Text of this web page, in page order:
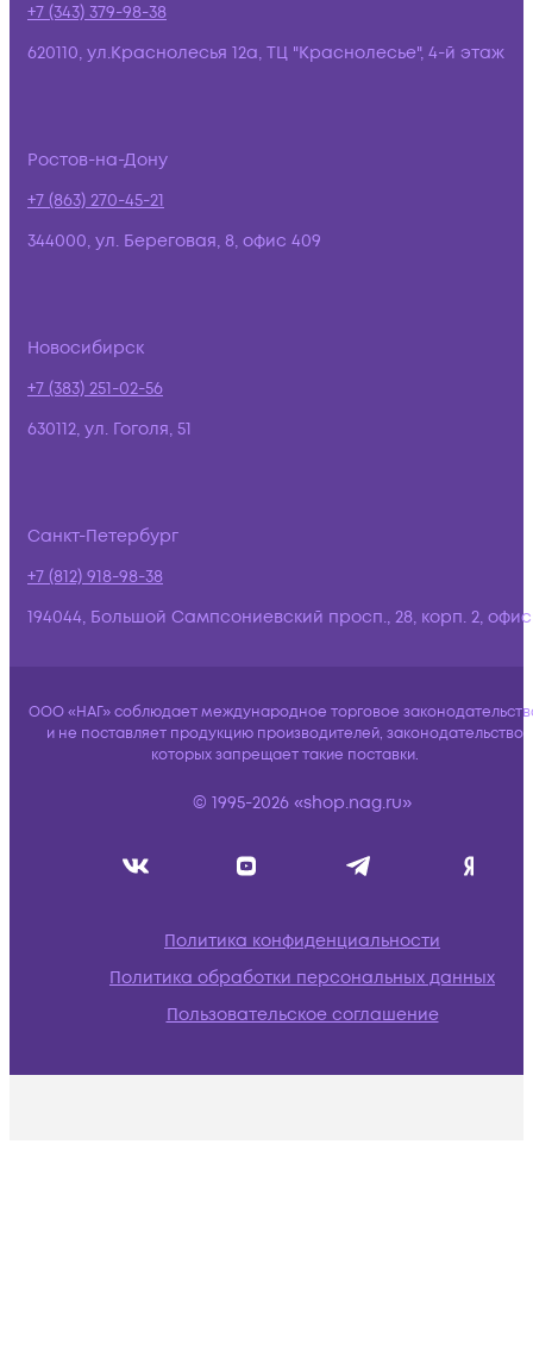
+7 (343) 379-98-38
620110, ул.Краснолесья 12а, ТЦ "Краснолесье", 4-й этаж
Ростов-на-Дону
+7 (863) 270-45-21
344000, ул. Береговая, 8, офис 409
Новосибирск
+7 (383) 251-02-56
630112, ул. Гоголя, 51
Санкт-Петербург
+7 (812) 918-98-38
194044, Большой Сампсониевский просп., 28, корп. 2,
ООО «НАГ» соблюдает международное торговое
и не поставляет продукцию производителей, законодательство
которых запрещает такие поставки.
© 1995-2026 «shop.nag.ru»
Политика конфиденциальности
Политика обработки персональных данных
Пользовательское соглашение